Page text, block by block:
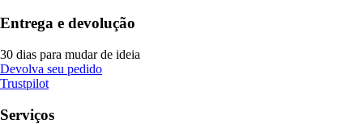
Entrega e devolução
30 dias para mudar de ideia
Devolva seu pedido
Trustpilot
Serviços